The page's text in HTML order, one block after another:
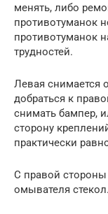
менять, либо
противотуманок
противотуманок
трудностей.
Левая снимается
добраться к
снимать бампер,
сторону
практически
С правой
омывателя стекол.